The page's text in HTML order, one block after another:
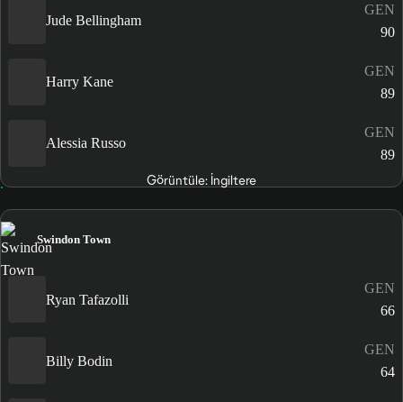
Jude Bellingham
GEN
90
Harry Kane
GEN
89
Alessia Russo
GEN
89
Görüntüle: İngiltere
Swindon Town
Ryan Tafazolli
GEN
66
Billy Bodin
GEN
64